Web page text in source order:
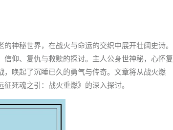
神秘世界，在战火与命运的交织中展开壮阔史诗。
仰、复仇与救赎的探讨。主人公身世神秘，心怀复
唤起了沉睡已久的勇气与传奇。文章将从战火燃
死魂之引：战火重燃》的深入探讨。